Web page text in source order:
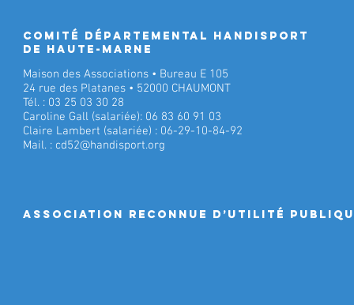
Comité Départemental Handisport
de Haute-Marne
Maison des Associations • Bureau E 105
24 rue des Platanes • 52000 CHAUMONT
Tél. : 03 25 03 30 28
Caroline Gall (salariée): 06 83 60 91 03
Claire Lambert (salariée) : 06-29-10-84-92
Mail. : cd52@handisport.org
ASSociation RECONNUE D’UTILITÉ